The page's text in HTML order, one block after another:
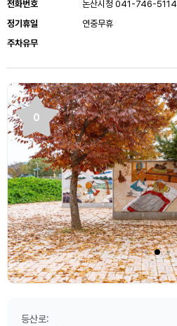
전화번호
논산시청 041-746-5114
정기휴일
연중무휴
주차유무
0
등산로: